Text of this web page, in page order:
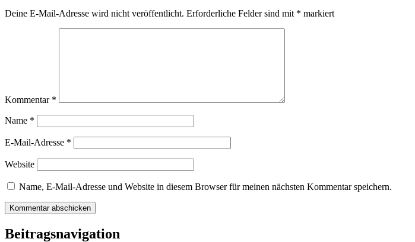
Deine E-Mail-Adresse wird nicht veröffentlicht. Erforderliche Felder sind mit * markiert
Kommentar *
Name *
E-Mail-Adresse *
Website
Name, E-Mail-Adresse und Website in diesem Browser für meinen nächsten Kommentar speichern.
Beitragsnavigation